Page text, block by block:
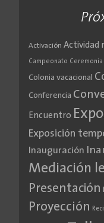
Activación Actividad
Campeonato Ceremonia
Colonia vacacional
Conferencia
Encuentro
Exposición
Inauguración
Mediación
Presentación
Proyección